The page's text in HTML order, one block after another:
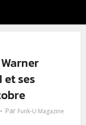
et ses
Par Funk-U Magazine